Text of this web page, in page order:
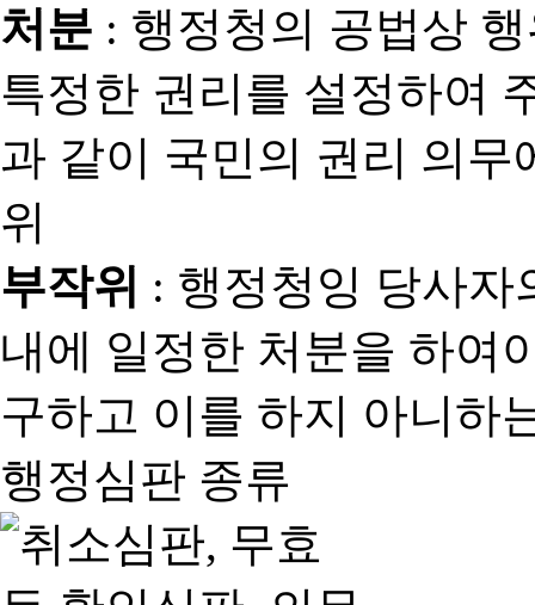
처분 : 행정청의 공법상
특정한 권리를 설정하여
과 같이 국민의 권리 의
위
부작위 : 행정청잉 당사자
내에 일정한 처분을 하여
구하고 이를 하지 아니하
행정심판 종류